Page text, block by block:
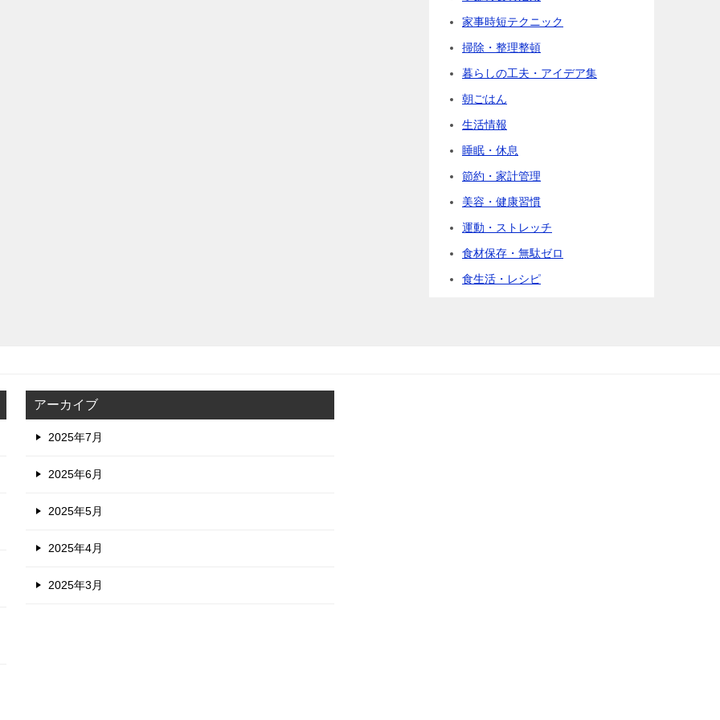
家事時短テクニック
掃除・整理整頓
暮らしの工夫・アイデア集
朝ごはん
生活情報
睡眠・休息
節約・家計管理
美容・健康習慣
運動・ストレッチ
食材保存・無駄ゼロ
食生活・レシピ
アーカイブ
2025年7月
2025年6月
2025年5月
2025年4月
2025年3月